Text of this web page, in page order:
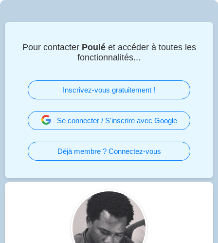
Pour contacter Pouléet accéder à toutes les
fonctionnalités...
Inscrivez-vous gratuitement !
Se connecter / S'inscrire avec Google
Déjà membre ? Connectez-vous